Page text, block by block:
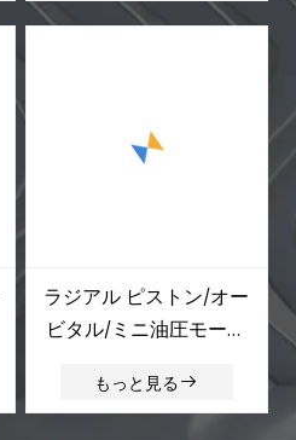
下油圧ディスパッチング
ラジアル ピストン/オー
ビタル/ミニ油圧モータ
イル/ドライブ ホイール
もっと見る